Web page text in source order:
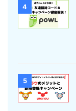
4
5